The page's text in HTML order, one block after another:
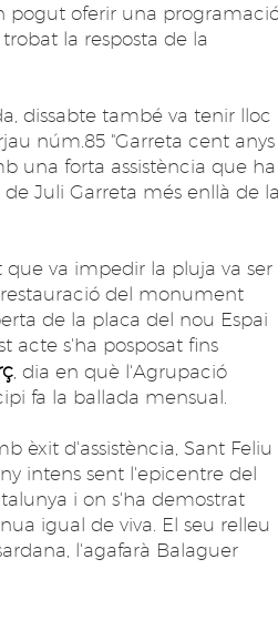
pogut oferir una
la resposta de la
dissabte també va tenir lloc
núm.85 "Garreta cent anys
una forta assistència que ha
Juli Garreta més enllà de
va impedir la pluja va ser
del monument
de la placa del nou Espai
acte s'ha posposat fins
, dia en què l'Agrupació
fa la ballada mensual.
èxit d'assistència, Sant Feliu
intens sent l'epicentre del
i on s'ha demostrat
igual de viva. El seu relleu
l'agafarà Balaguer